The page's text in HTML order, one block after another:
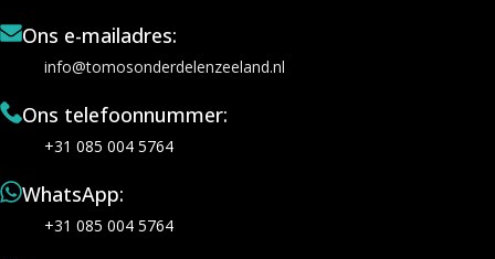
Ons e-mailadres:
info@tomosonderdelenzeeland.nl
Ons telefoonnummer:
+31 085 004 5764
WhatsApp:
+31 085 004 5764